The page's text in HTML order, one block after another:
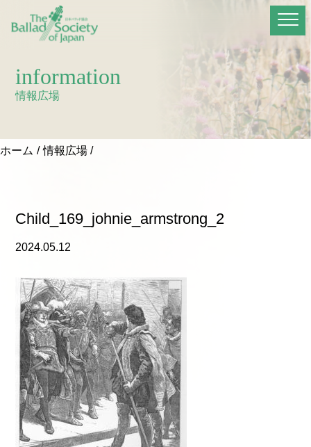
information
情報広場
ホーム 情報広場
Child_169_johnie_armstrong_2
2024.05.12